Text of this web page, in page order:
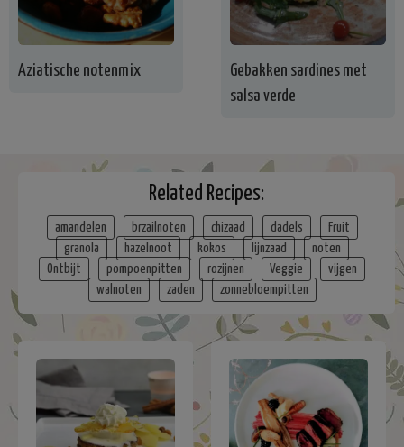
Aziatische notenmix
Gebakken sardines met
salsa verde
Related Recipes:
amandelen brzailnoten chizaad dadels
Fruit
granola
hazelnoot kokos lijnzaad
noten
Ontbijt
pompoenpitten rozijnen Veggie
vijgen
walnoten
zaden zonnebloempitten